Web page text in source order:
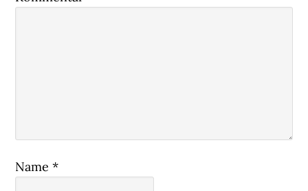
Name*